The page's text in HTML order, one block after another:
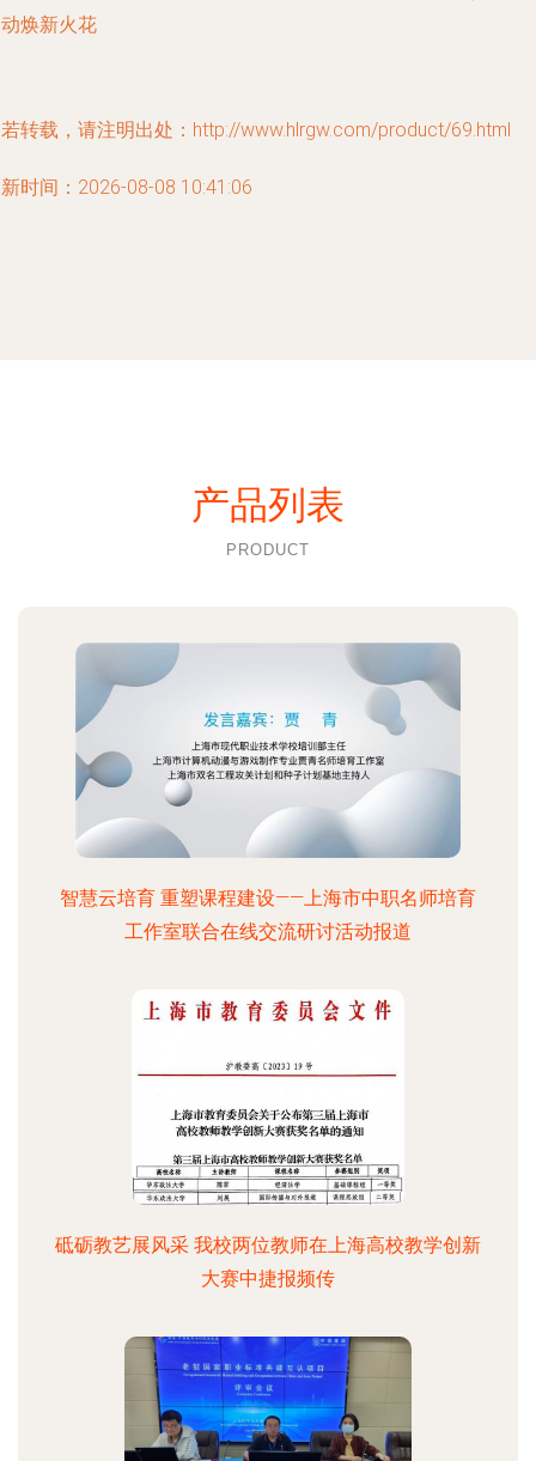
焕新火花
转载，请注明出处：http://www.hlrgw.com/product/69.html
时间：2026-08-08 10:41:06
产品列表
PRODUCT
智慧云培育 重塑课程建设——上海市中职名师培育
工作室联合在线交流研讨活动报道
砥砺教艺展风采 我校两位教师在上海高校教学创新
大赛中捷报频传